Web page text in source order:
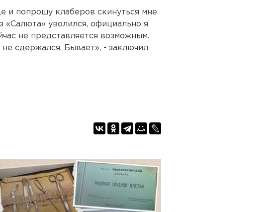
и попрошу клаберов скинуться мне
уволился, официально я
не представляется возможным.
сдержался. Бывает», - заключил